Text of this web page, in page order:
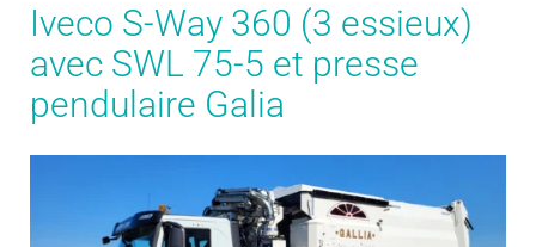
Iveco S-Way 360 (3 essieux)
avec SWL 75-5 et presse
pendulaire Galia